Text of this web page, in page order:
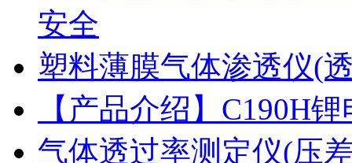
安全
塑料薄膜气体渗透仪(
【产品介绍】C190H
气体透过率测定仪(压